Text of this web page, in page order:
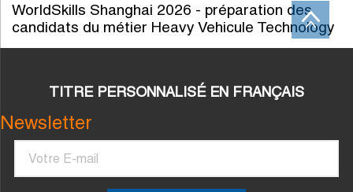
WorldSkills Shanghai 2026 - préparation des
candidats du métier Heavy Vehicule Technology
TITRE PERSONNALISÉ EN FRANÇAIS
Newsletter
Courriel